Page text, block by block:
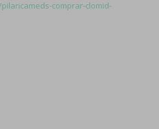
comprar-clomid-